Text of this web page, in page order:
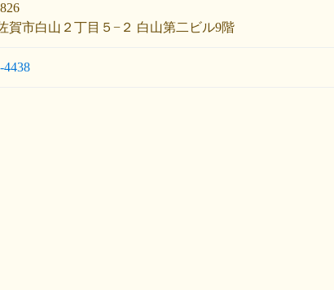
賀市白山２丁目５−２ 白山第二ビル9階
4438